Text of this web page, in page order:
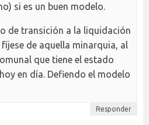
si es un buen modelo.
de transición a la liquidación
de aquella minarquia, al
que tiene el estado
en día. Defiendo el modelo
Responder